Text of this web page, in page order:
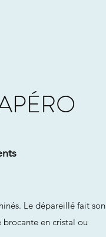
Le dépareillé fait son
en cristal ou